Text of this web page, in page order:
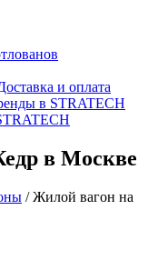
и оплата
в STRATECH
в Москве
/ Жилой вагон на